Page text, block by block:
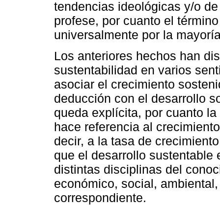
tendencias ideológicas y/o
profese, por cuanto el
universalmente por la
Los anteriores hechos han
sustentabilidad en varios
asociar el crecimiento
deducción con el desarrollo
queda explícita, por cuanto
hace referencia al
decir, a la tasa de
que el desarrollo sustentable
distintas disciplinas del
económico, social,
correspondiente.